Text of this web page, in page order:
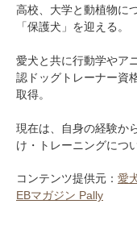
高校、大学と動植物に
「保護犬」を迎える。
愛犬と共に行動学やア
認ドッグトレーナー資
取得。
現在は、自身の経験か
け・トレーニングにつ
コンテンツ提供元： 愛
EBマガジン Pally